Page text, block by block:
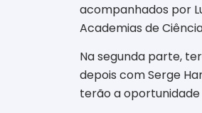
acompanhados por
Academias de
Na segunda parte,
depois com Serge
terão a oportunidade